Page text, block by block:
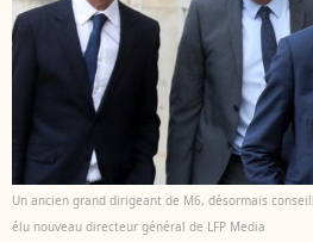
Un ancien grand dirigeant de M6, désormais
élu nouveau directeur général de LFP Media